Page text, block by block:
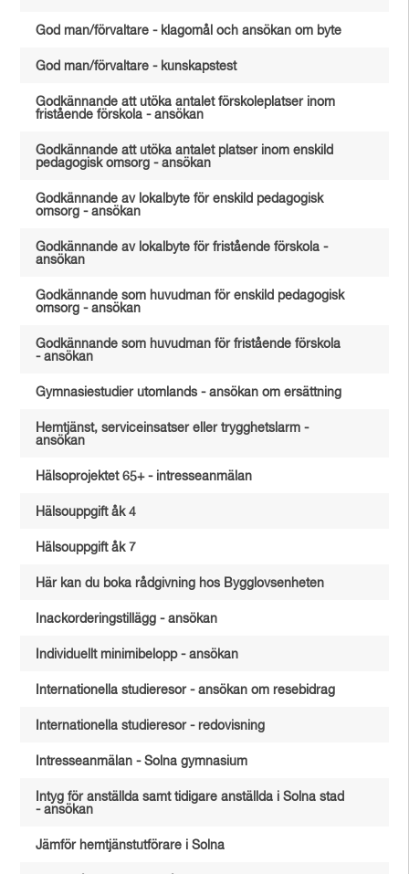
God man/förvaltare - klagomål och ansökan om byte
God man/förvaltare - kunskapstest
Godkännande att utöka antalet förskoleplatser inom
fristående förskola - ansökan
Godkännande att utöka antalet platser inom enskild
pedagogisk omsorg - ansökan
Godkännande av lokalbyte för enskild pedagogisk
omsorg - ansökan
Godkännande av lokalbyte för fristående förskola -
ansökan
Godkännande som huvudman för enskild pedagogisk
omsorg - ansökan
Godkännande som huvudman för fristående förskola
- ansökan
Gymnasiestudier utomlands - ansökan om ersättning
Hemtjänst, serviceinsatser eller trygghetslarm -
ansökan
Hälsoprojektet 65+ - intresseanmälan
Hälsouppgift åk 4
Hälsouppgift åk 7
Här kan du boka rådgivning hos Bygglovsenheten
Inackorderingstillägg - ansökan
Individuellt minimibelopp - ansökan
Internationella studieresor - ansökan om resebidrag
Internationella studieresor - redovisning
Intresseanmälan - Solna gymnasium
Intyg för anställda samt tidigare anställda i Solna stad
- ansökan
Jämför hemtjänstutförare i Solna